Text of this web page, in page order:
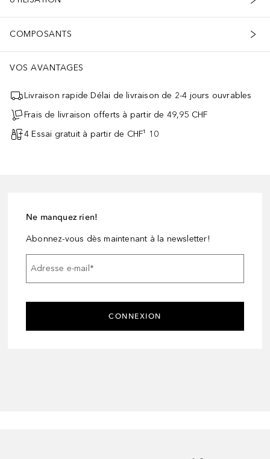
COMPOSANTS
VOS AVANTAGES
Livraison rapide Délai de livraison de 2-4 jours ouvrables
Frais de livraison offerts à partir de 49,95 CHF
4 Essai gratuit à partir de CHF¹ 10
Ne manquez rien!
Abonnez-vous dès maintenant à la newsletter!
Adresse e-mail*
CONNEXION